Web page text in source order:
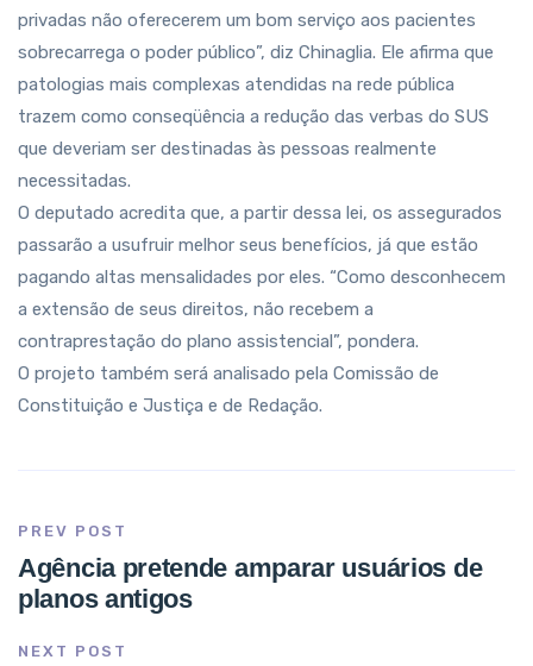
privadas não oferecerem um bom serviço aos pacientes
sobrecarrega o poder público”, diz Chinaglia. Ele afirma que
patologias mais complexas atendidas na rede pública
trazem como conseqüência a redução das verbas do SUS
que deveriam ser destinadas às pessoas realmente
necessitadas.
O deputado acredita que, a partir dessa lei, os assegurados
passarão a usufruir melhor seus benefícios, já que estão
pagando altas mensalidades por eles. “Como desconhecem
a extensão de seus direitos, não recebem a
contraprestação do plano assistencial”, pondera.
O projeto também será analisado pela Comissão de
Constituição e Justiça e de Redação.
PREV POST
Agência pretende amparar usuários de
planos antigos
NEXT POST